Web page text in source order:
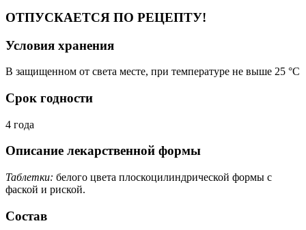
ОТПУСКАЕТСЯ ПО РЕЦЕПТУ!
Условия хранения
В защищенном от света месте, при температуре не выше 25 °C
Срок годности
4 года
Описание лекарственной формы
Таблетки: белого цвета плоскоцилиндрической формы с
фаской и риской.
Состав